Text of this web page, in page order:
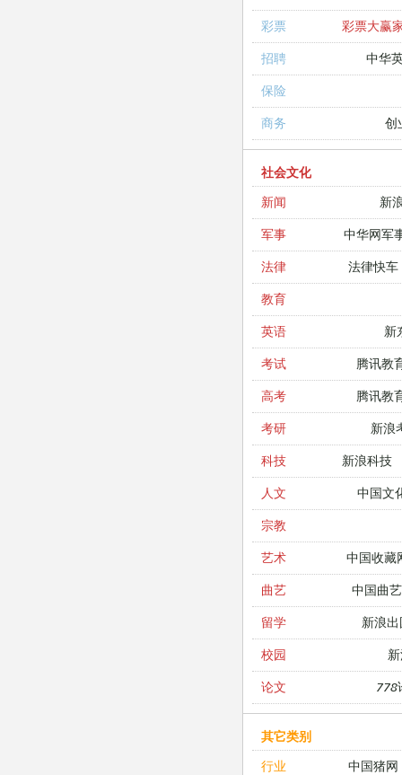
彩票 彩票大赢
招聘 中华
保险
商务 创
社会文化
新闻
新
军事 中华网军
法律 法律快车
教育
英语 新
考试 腾讯教
高考 腾讯教
考研 新浪
科技 新浪科技
人文 中国文
宗教
艺术 中国收藏
曲艺 中国曲
留学 新浪
校园
论文 778
其它类别
行业
中国猪网